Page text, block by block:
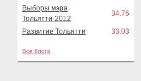
Выборы мэра
Тольятти-2012
34.76
Развитие Тольятти 33.03
Все блоги